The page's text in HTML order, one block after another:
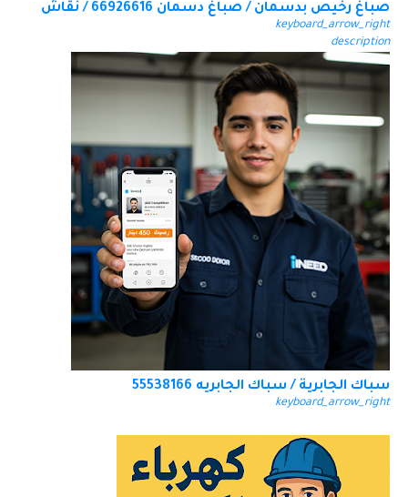
صباغ رخيص بدسمان / صباغ دسمان 66926616 / نقاش
keyboard_arrow_right
description
سباك الجابرية / سباك الجابريه 55538166
keyboard_arrow_right